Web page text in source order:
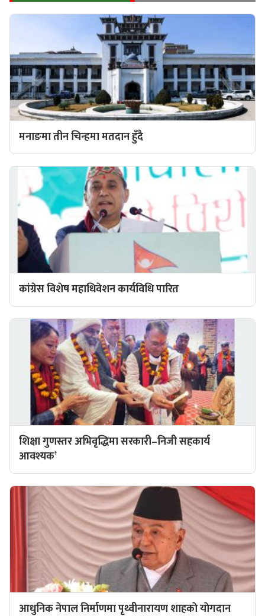
मनाङमा तीन चिन्हमा मतदान हुँदै
कांग्रेस विशेष महाधिवेशन कार्यविधि पारित
शिक्षा गुणस्तर अभिवृद्धिमा सरकारी–निजी सहकार्य
आवश्यक’
आधुनिक नेपाल निर्माणमा पृथ्वीनारायण शाहकाे याेगदान